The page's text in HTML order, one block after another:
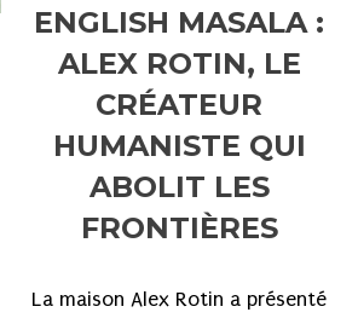
ENGLISH MASALA :
ALEX ROTIN, LE
CRÉATEUR
HUMANISTE QUI
ABOLIT LES
FRONTIÈRES
La maison Alex Rotin a présenté